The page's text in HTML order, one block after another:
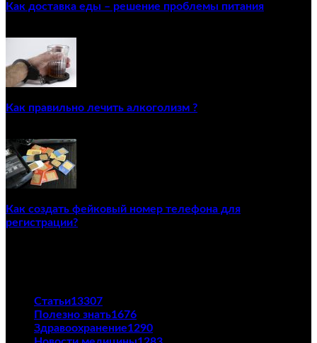
Как доставка еды – решение проблемы питания
Как правильно лечить алкоголизм ?
Как создать фейковый номер телефона для
регистрации?
Статьи13307
Полезно знать1676
Здравоохранение1290